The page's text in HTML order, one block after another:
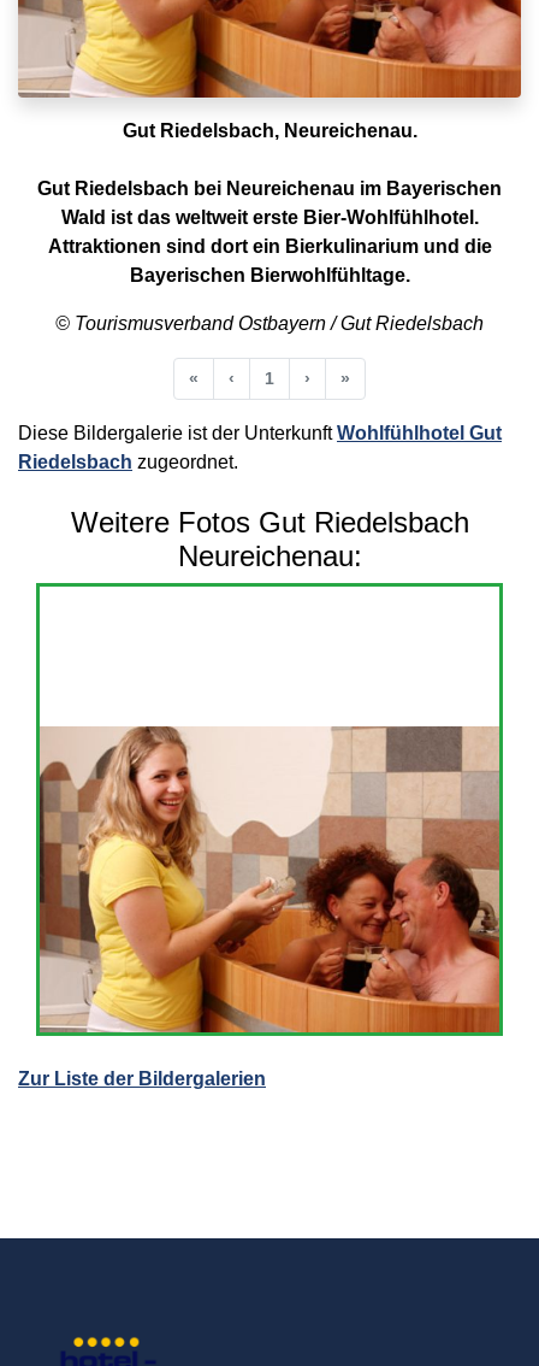
Gut Riedelsbach, Neureichenau.
Gut Riedelsbach bei Neureichenau im Bayerischen
Wald ist das weltweit erste Bier-Wohlfühlhotel.
Attraktionen sind dort ein Bierkulinarium und die
Bayerischen Bierwohlfühltage.
© Tourismusverband Ostbayern / Gut Riedelsbach
« Anfang
‹ Vorherige
1 › Nächste
»
Diese Bildergalerie ist der UnterkunftWohlfühlhotel Gut
Riedelsbach zugeordnet.
Weitere Fotos Gut Riedelsbach
Neureichenau:
Zur Liste der Bildergalerien